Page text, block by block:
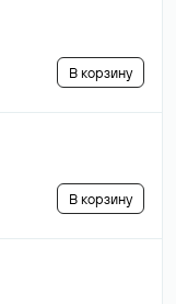
В корзину
В корзину